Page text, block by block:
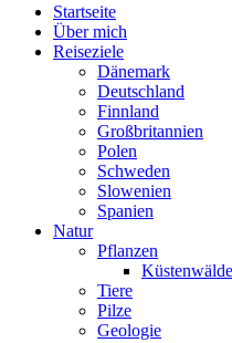
Startseite
Über mich
Reiseziele
Dänemark
Deutschland
Finnland
Großbritannien
Polen
Schweden
Slowenien
Spanien
Natur
Pflanzen
Tiere
Pilze
Geologie